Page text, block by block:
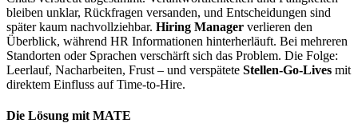
bleiben unklar, Rückfragen versanden, und Entscheidungen sind
später kaum nachvollziehbar. Hiring Manager verlieren den
Überblick, während HR Informationen hinterherläuft. Bei mehreren
Standorten oder Sprachen verschärft sich das Problem. Die Folge:
Leerlauf, Nacharbeiten, Frust – und verspätete Stellen‑Go‑Lives mit
direktem Einfluss auf Time‑to‑Hire.
Die Lösung mit MATE